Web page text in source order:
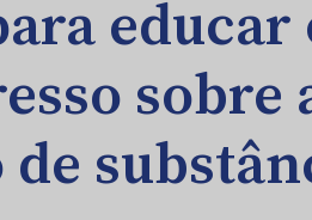
educar
sobre
de